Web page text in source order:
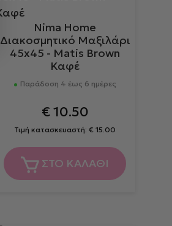
Nima Home
Διακοσμητικό Μαξιλάρι
45x45 - Matis Brown
Καφέ
Παράδοση 4 έως 6 ημέρες
€10.50
Τιμή κατασκευαστή:€ 15.00
ΣΤΟ ΚΑΛΑΘΙ